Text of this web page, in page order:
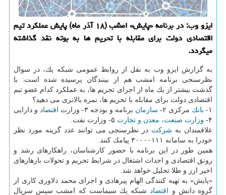
ایزو وب: در برنامه «پایش» امشب (۱۸ آذر ماه) پایش عملكرد تیم
اقتصادی دولت برای مقابله با تحریم ها به بوته نقد گذاشته
میگردد.
به گزارش ایزو وب به نقل از روابط عمومی شبكه یك، در سوال
نظرسنجی برنامه امشب هم از بینندگان پرسیده شده است: با
گذشت بیشتر از یك ماه از اجرای تحریم ها، به عملكرد كدام عضو تیم
اقتصادی دولت برای مقابله با تحریم ها، نمره بالاتری می دهید؟
۱-
بانك مركزی ۲- سازمان برنامه و بودجه ۳- وزارت اقتصاد و دارایی
۴-
وزارت صنعت، معدن و تجارت
علاقمندان به شركت در نظرسنجی می توانند عدد گزینه مورد نظر
خودرا به سامانه ۳۰۰۰۰۱۱۱ پیامك كنند.
همین طور در این برنامه با حضور كارشناسان، راهكارهای رشد و
رونق اقتصادی و احداث اشتغال در شرایط تحریم و تحولات بازهارهای
اخیر ارز و طلا تحلیل خواهد شد.
«پایش» به تهیه كنندگی الهام پیرهادی و اجرای محمد دلاوری كاری از
گروه دانش و اقتصاد شبكه یك سیماست كه امشب سپس سریال